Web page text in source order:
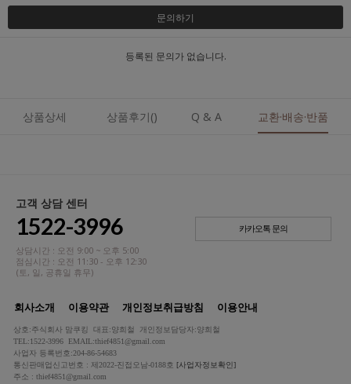
문의하기
등록된 문의가 없습니다.
상품상세 상품후기() Q & A 교환·배송·반품
고객 상담 센터
1522-3996
상담시간 : 오전 9:00 ~ 오후 5:00
점심시간 : 오전 11:30 - 오후 12:30
(토, 일, 공휴일 휴무)
카카오톡 문의
회사소개 이용약관 개인정보취급방침 이용안내
상호:주식회사 맘쿠킹 대표:양희철 개인정보담당자:양희철
TEL:1522-3996 EMAIL:thief4851@gmail.com
사업자 등록번호:204-86-54683
통신판매업신고번호 : 제2022-진접오남-0188호 [사업자정보확인]
주소 : thief4851@gmail.com